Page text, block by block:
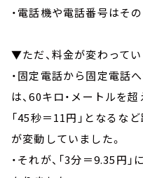
・電話機や電話番号はそ
▼ただ、料金が変わってい
・固定電話から固定電話
は、60キロ・メートルを超
「45秒＝11円」となるな
が変動していました。
・それが、「3分＝9.35円